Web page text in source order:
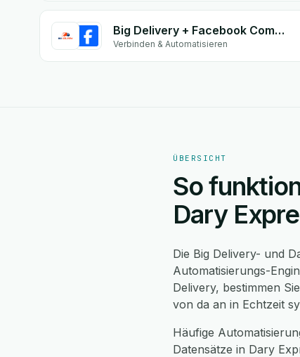
Big Delivery + Facebook Commerce
Verbinden & Automatisieren
ÜBERSICHT
So
Dary
Die Big Delivery- und
Automatisierungs-
Delivery, bestimmen
von da an in Echtzeit
Häufige
Datensätze in Dary